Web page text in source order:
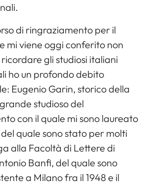
di ringraziamento per il
mi viene oggi conferito non
ricordare gli studiosi italiani
ho un profondo debito
Eugenio Garin, storico della
studioso del
con il quale mi sono laureato
del quale sono stato per molti
alla Facoltà di Lettere di
Banfi, del quale sono
a Milano fra il 1948 e il